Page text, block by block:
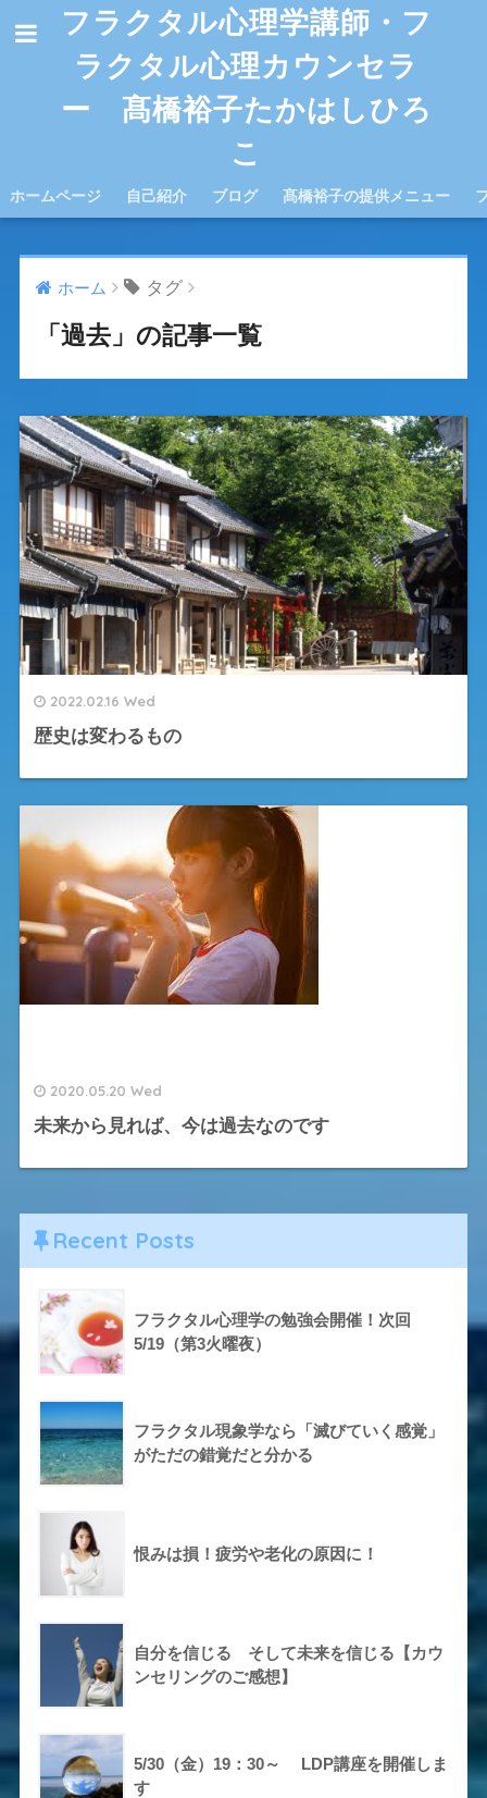
フラクタル心理学講師・フ
ラクタル心理カウンセラ
ー 髙橋裕子たかはしひろ
こ
ホームページ 自己紹介 ブログ 髙橋裕子の提供メニュー
ホーム タグ
「過去」の記事一覧
2022.02.16 Wed
歴史は変わるもの
2020.05.20 Wed
未来から見れば、今は過去なのです
Recent Posts
フラクタル心理学の勉強会開催！次回
5/19（第3火曜夜）
フラクタル現象学なら「滅びていく感覚」
がただの錯覚だと分かる
恨みは損！疲労や老化の原因に！
自分を信じる そして未来を信じる【カウ
ンセリングのご感想】
5/30（金）19：30～ LDP講座を開催しま
す